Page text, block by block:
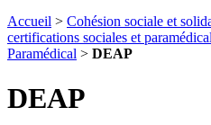
Accueil > Cohésion sociale et
certifications sociales et
Paramédical > DEAP
DEAP